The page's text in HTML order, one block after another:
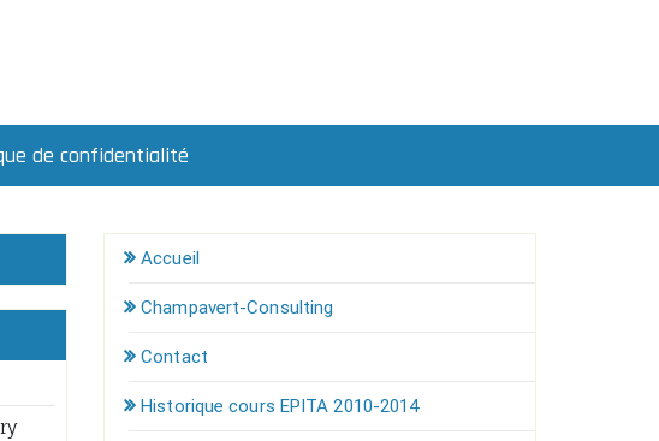
de confidentialité
Accueil
Champavert-Consulting
Contact
Historique cours EPITA 2010-2014